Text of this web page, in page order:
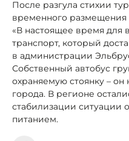
После разгула стихии
временного размещения
«В настоящее время для
транспорт, который
в администрации
Собственный автобус
охраняемую стоянку –
города. В регионе
стабилизации ситуации
питанием.